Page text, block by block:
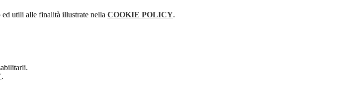
utili alle finalità illustrate nella COOKIE POLICY.
.